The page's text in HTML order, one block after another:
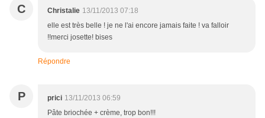
C Christalie 13/11/2013 07:18
elle est très belle ! je ne l'ai encore jamais faite ! va falloir
!!merci josette! bises
Répondre
P prici 13/11/2013 06:59
Pâte briochée + crème, trop bon!!!